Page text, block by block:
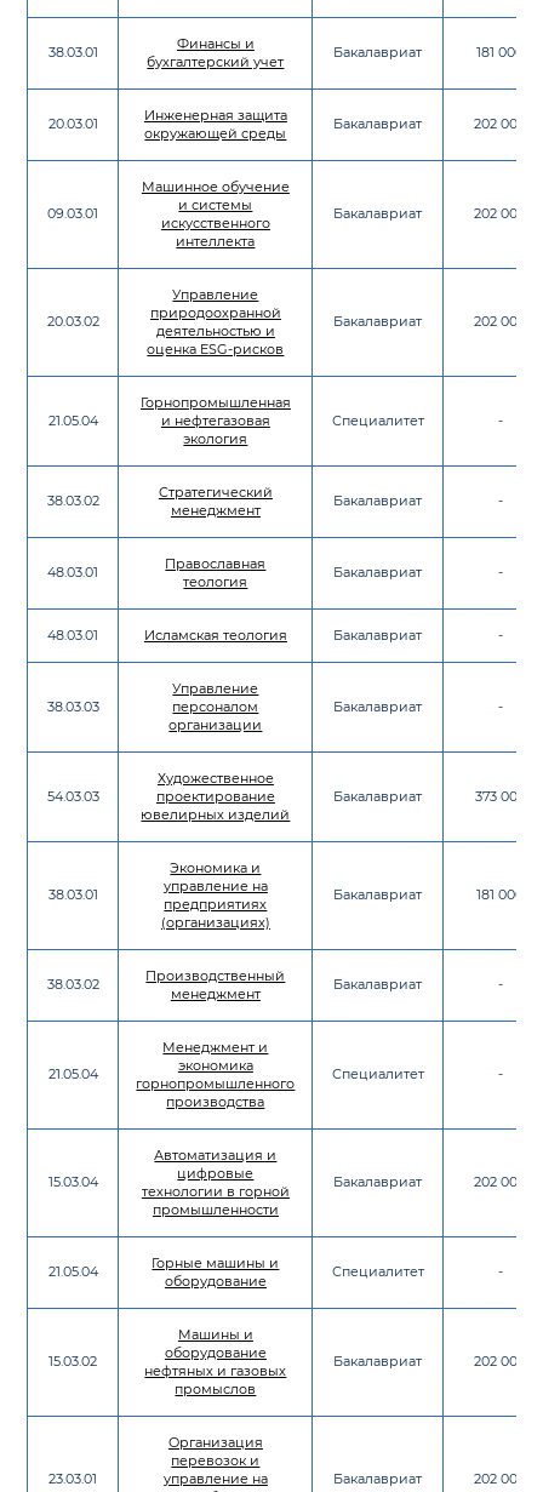
38.03.01
Финансы и
бухгалтерский учет
Бакалавриат 181 000
20.03.01
Инженерная защита
окружающей среды
Бакалавриат 202 000
09.03.01
Машинное обучение
и системы
искусственного
интеллекта
Бакалавриат 202 000
20.03.02
Управление
природоохранной
деятельностью и
оценка ESG-рисков
Бакалавриат 202 000
21.05.04
Горнопромышленная
и нефтегазовая
экология
Специалитет -
38.03.02
Стратегический
менеджмент
Бакалавриат -
48.03.01
Православная
теология
Бакалавриат -
48.03.01 Исламская теология Бакалавриат -
38.03.03
Управление
персоналом
организации
Бакалавриат -
54.03.03
Художественное
проектирование
ювелирных изделий
Бакалавриат 373 000
38.03.01
Экономика и
управление на
предприятиях
(организациях)
Бакалавриат 181 000
38.03.02
Производственный
менеджмент
Бакалавриат -
21.05.04
Менеджмент и
экономика
горнопромышленного
производства
Специалитет -
15.03.04
Автоматизация и
цифровые
технологии в горной
промышленности
Бакалавриат 202 000
21.05.04
Горные машины и
оборудование
Специалитет -
15.03.02
Машины и
оборудование
нефтяных и газовых
промыслов
Бакалавриат 202 000
23.03.01
Организация
перевозок и
управление на
Бакалавриат 202 000